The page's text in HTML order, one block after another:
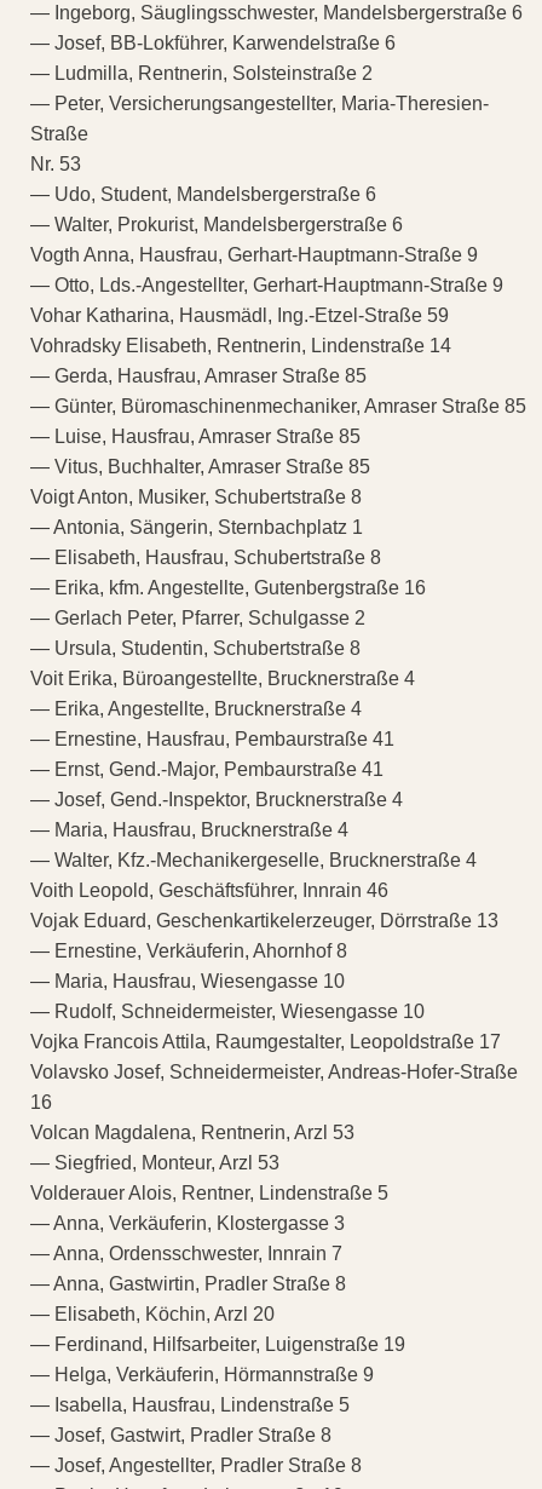
— Ingeborg, Säuglingsschwester, Mandelsbergerstraße 6
— Josef, BB-Lokführer, Karwendelstraße 6
— Ludmilla, Rentnerin, Solsteinstraße 2
— Peter, Versicherungsangestellter, Maria-Theresien-
Straße
Nr. 53
— Udo, Student, Mandelsbergerstraße 6
— Walter, Prokurist, Mandelsbergerstraße 6
Vogth Anna, Hausfrau, Gerhart-Hauptmann-Straße 9
— Otto, Lds.-Angestellter, Gerhart-Hauptmann-Straße 9
Vohar Katharina, Hausmädl, Ing.-Etzel-Straße 59
Vohradsky Elisabeth, Rentnerin, Lindenstraße 14
— Gerda, Hausfrau, Amraser Straße 85
— Günter, Büromaschinenmechaniker, Amraser Straße 85
— Luise, Hausfrau, Amraser Straße 85
— Vitus, Buchhalter, Amraser Straße 85
Voigt Anton, Musiker, Schubertstraße 8
— Antonia, Sängerin, Sternbachplatz 1
— Elisabeth, Hausfrau, Schubertstraße 8
— Erika, kfm. Angestellte, Gutenbergstraße 16
— Gerlach Peter, Pfarrer, Schulgasse 2
— Ursula, Studentin, Schubertstraße 8
Voit Erika, Büroangestellte, Brucknerstraße 4
— Erika, Angestellte, Brucknerstraße 4
— Ernestine, Hausfrau, Pembaurstraße 41
— Ernst, Gend.-Major, Pembaurstraße 41
— Josef, Gend.-Inspektor, Brucknerstraße 4
— Maria, Hausfrau, Brucknerstraße 4
— Walter, Kfz.-Mechanikergeselle, Brucknerstraße 4
Voith Leopold, Geschäftsführer, Innrain 46
Vojak Eduard, Geschenkartikelerzeuger, Dörrstraße 13
— Ernestine, Verkäuferin, Ahornhof 8
— Maria, Hausfrau, Wiesengasse 10
— Rudolf, Schneidermeister, Wiesengasse 10
Vojka Francois Attila, Raumgestalter, Leopoldstraße 17
Volavsko Josef, Schneidermeister, Andreas-Hofer-Straße
16
Volcan Magdalena, Rentnerin, Arzl 53
— Siegfried, Monteur, Arzl 53
Volderauer Alois, Rentner, Lindenstraße 5
— Anna, Verkäuferin, Klostergasse 3
— Anna, Ordensschwester, Innrain 7
— Anna, Gastwirtin, Pradler Straße 8
— Elisabeth, Köchin, Arzl 20
— Ferdinand, Hilfsarbeiter, Luigenstraße 19
— Helga, Verkäuferin, Hörmannstraße 9
— Isabella, Hausfrau, Lindenstraße 5
— Josef, Gastwirt, Pradler Straße 8
— Josef, Angestellter, Pradler Straße 8